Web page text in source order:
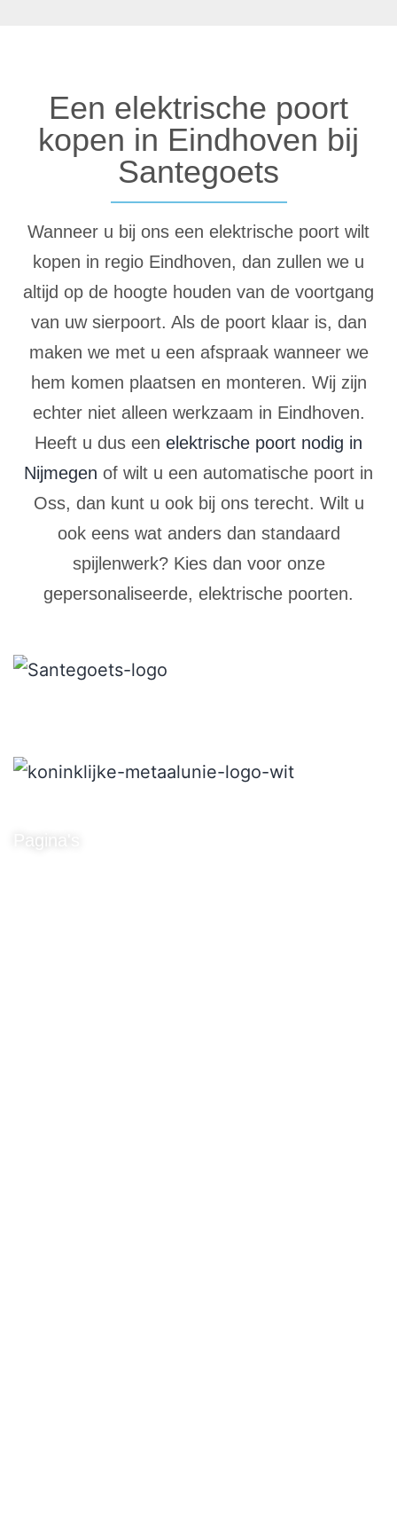
Een elektrische poort
kopen in Eindhoven bij
Santegoets
Wanneer u bij ons een elektrische poort wilt
kopen in regio Eindhoven, dan zullen we u
altijd op de hoogte houden van de voortgang
van uw sierpoort. Als de poort klaar is, dan
maken we met u een afspraak wanneer we
hem komen plaatsen en monteren. Wij zijn
echter niet alleen werkzaam in Eindhoven.
Heeft u dus een elektrische poort nodig in
Nijmegen of wilt u een automatische poort in
Oss, dan kunt u ook bij ons terecht. Wilt u
ook eens wat anders dan standaard
spijlenwerk? Kies dan voor onze
gepersonaliseerde, elektrische poorten.
Pagina's